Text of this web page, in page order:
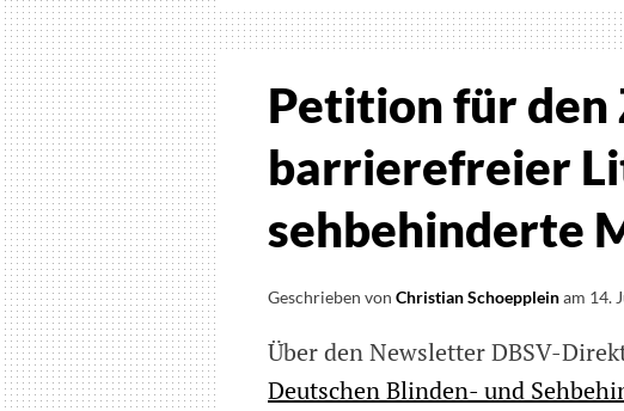
für
Logic
X
Petition
an
Apple
Petition für den
barrierefreier
sehbehinderte
Geschrieben von Christian Schoeppleinam 14.
Über den Newsletter DBSV-
Deutschen Blinden- und